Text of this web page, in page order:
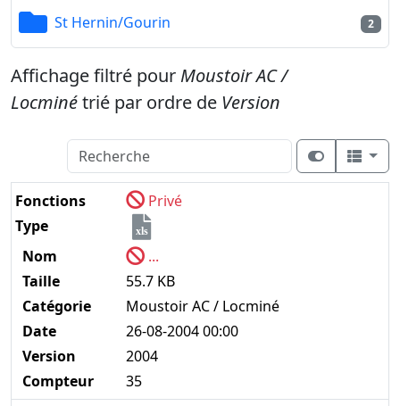
St Hernin/Gourin 2
Affichage filtré pour Moustoir AC /
Locminétrié par ordre de Version
Fonctions
Privé
Type
xls
Nom
...
Taille
55.7 KB
Catégorie
Moustoir AC / Locminé
Date
26-08-2004 00:00
Version
2004
Compteur
35